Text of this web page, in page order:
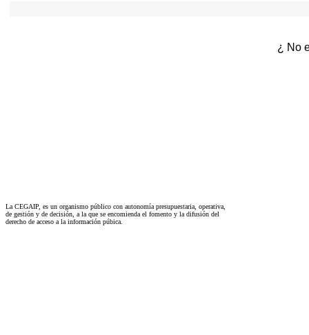
¿ No
La CEGAIP, es un organismo público con autonomía presupuestaria, operativa,
de gestión y de decisión, a la que se encomienda el fomento y la difusión del
derecho de acceso a la información púbica.